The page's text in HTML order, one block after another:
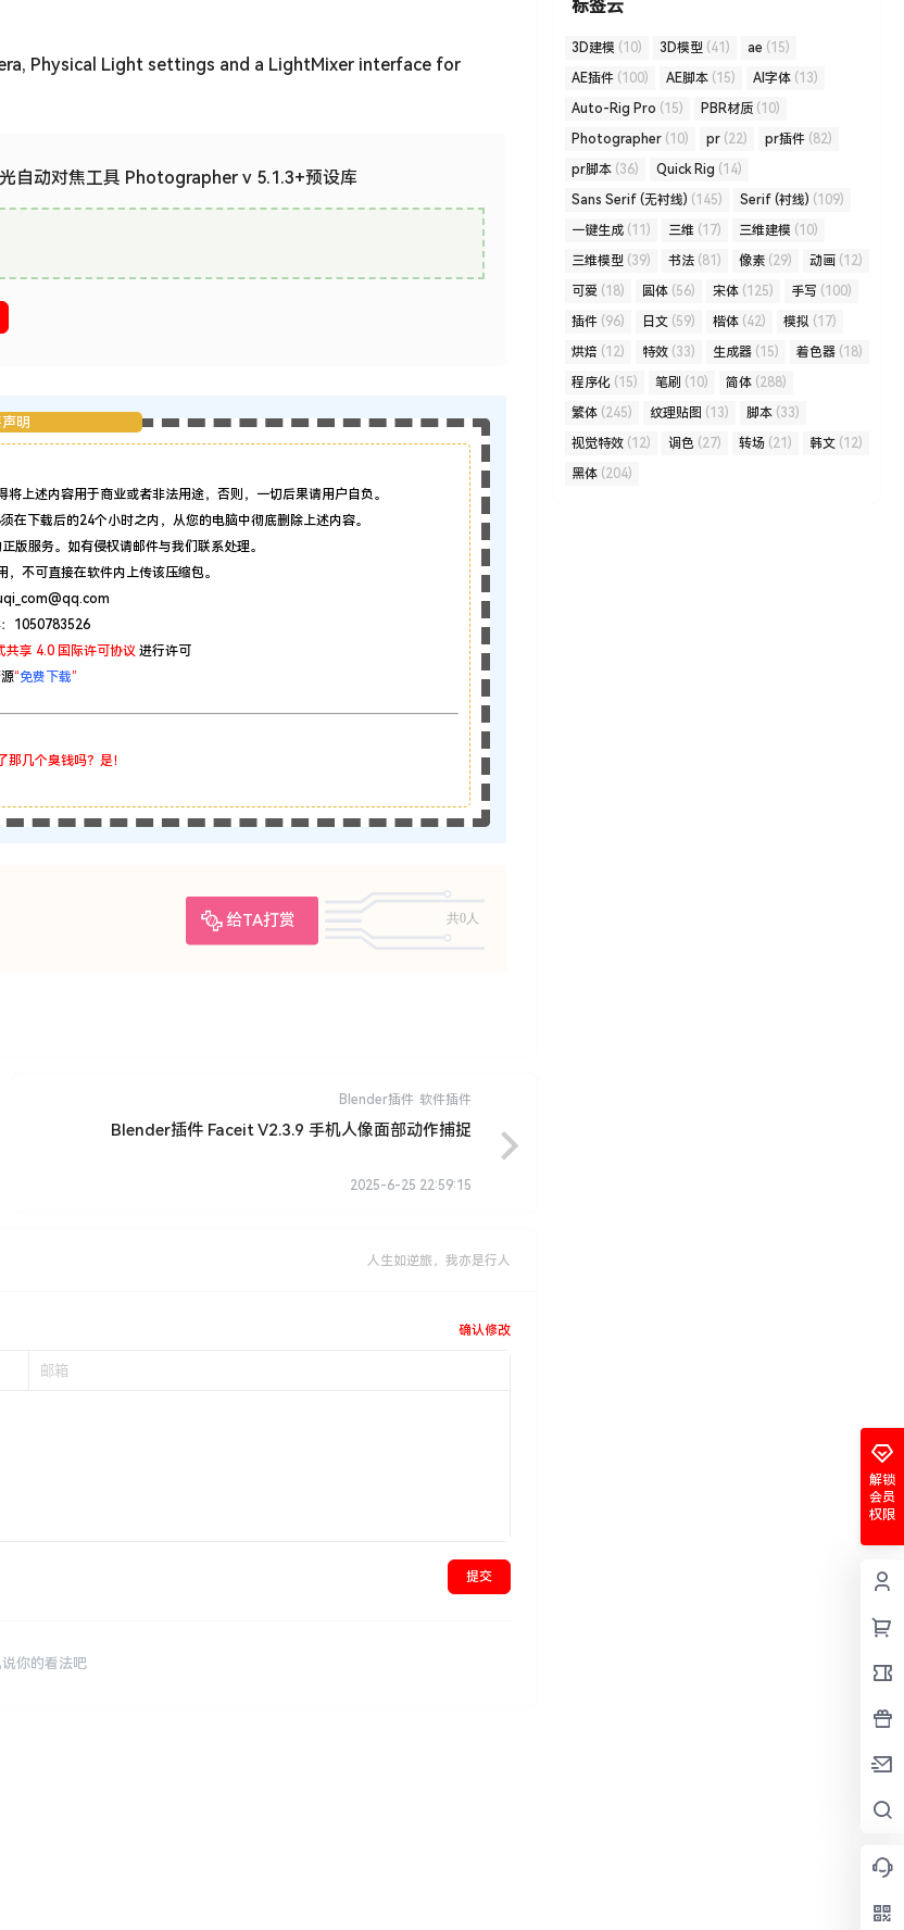
Physical Light settings and a LightMixer interface for
自动对焦工具 Photographer v 5.1.3+预设库
明
上述内容用于商业或者非法用途，否则，一切后果请用户自负。
下载后的24个小时之内，从您的电脑中彻底删除上述内容。
版服务。如有侵权请邮件与我们联系处理。
不可直接在软件内上传该压缩包。
1050783526
享 4.0 国际许可协议 进行许可
“免费下载”
几个臭钱吗？是！
给TA打赏
共0人
Blender插件 软件插件
Blender插件 Faceit V2.3.9 手机人像面部动作捕捉
2025-6-25 22:59:15
人生如逆旅，我亦是行人
确认修改
提交
你的看法吧
标签云
3D建模 (10) 3D模型 (41) ae (15)
AE插件 (100) AE脚本 (15) AI字体 (13)
Auto-Rig Pro (15) PBR材质 (10)
Photographer (10) pr (22) pr插件 (82)
pr脚本 (36) Quick Rig (14)
Sans Serif (无衬线) (145) Serif (衬线) (109)
一键生成 (11) 三维 (17) 三维建模 (10)
三维模型 (39) 书法 (81) 像素 (29) 动画 (12)
可爱 (18) 圆体 (56) 宋体 (125) 手写 (100)
插件 (96) 日文 (59) 楷体 (42) 模拟 (17)
烘焙 (12) 特效 (33) 生成器 (15) 着色器 (18)
程序化 (15) 笔刷 (10) 简体 (288)
繁体 (245) 纹理贴图 (13) 脚本 (33)
视觉特效 (12) 调色 (27) 转场 (21) 韩文 (12)
黑体 (204)
解锁
会员
权限